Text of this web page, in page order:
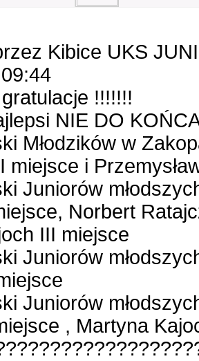
Kibice UKS
!!!!!!!
NIE DO
Młodzików w
miejsce i
Juniorów
Norbert
III miejsce
Juniorów
Juniorów
, Martyna